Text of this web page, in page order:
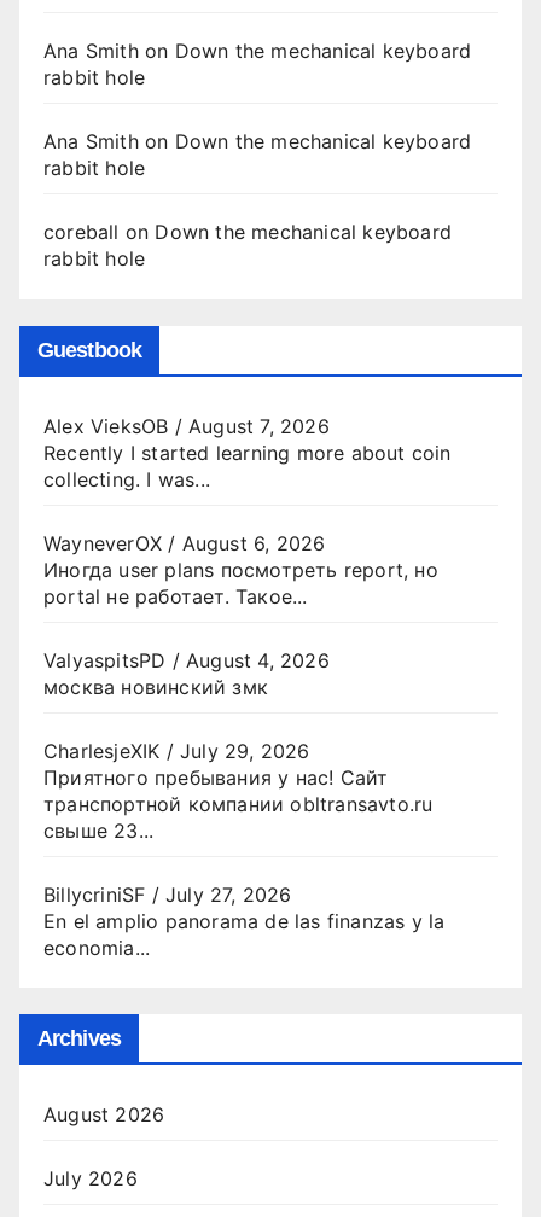
Ana Smithon Down the mechanical keyboard
rabbit hole
Ana Smithon Down the mechanical keyboard
rabbit hole
coreball on Down the mechanical keyboard
rabbit hole
Guestbook
Alex VieksOB / August 7, 2026
Recently I started learning more about coin
collecting. I was...
WayneverOX / August 6, 2026
Иногда user plans посмотреть report, но
portal не работает. Такое...
ValyaspitsPD / August 4, 2026
москва новинский змк
CharlesjeXIK /July 29, 2026
Приятного пребывания у нас! Сайт
транспортной компании obltransavto.ru
свыше 23...
BillycriniSF /July 27, 2026
En el amplio panorama de las finanzas y la
economia...
Archives
August 2026
July 2026